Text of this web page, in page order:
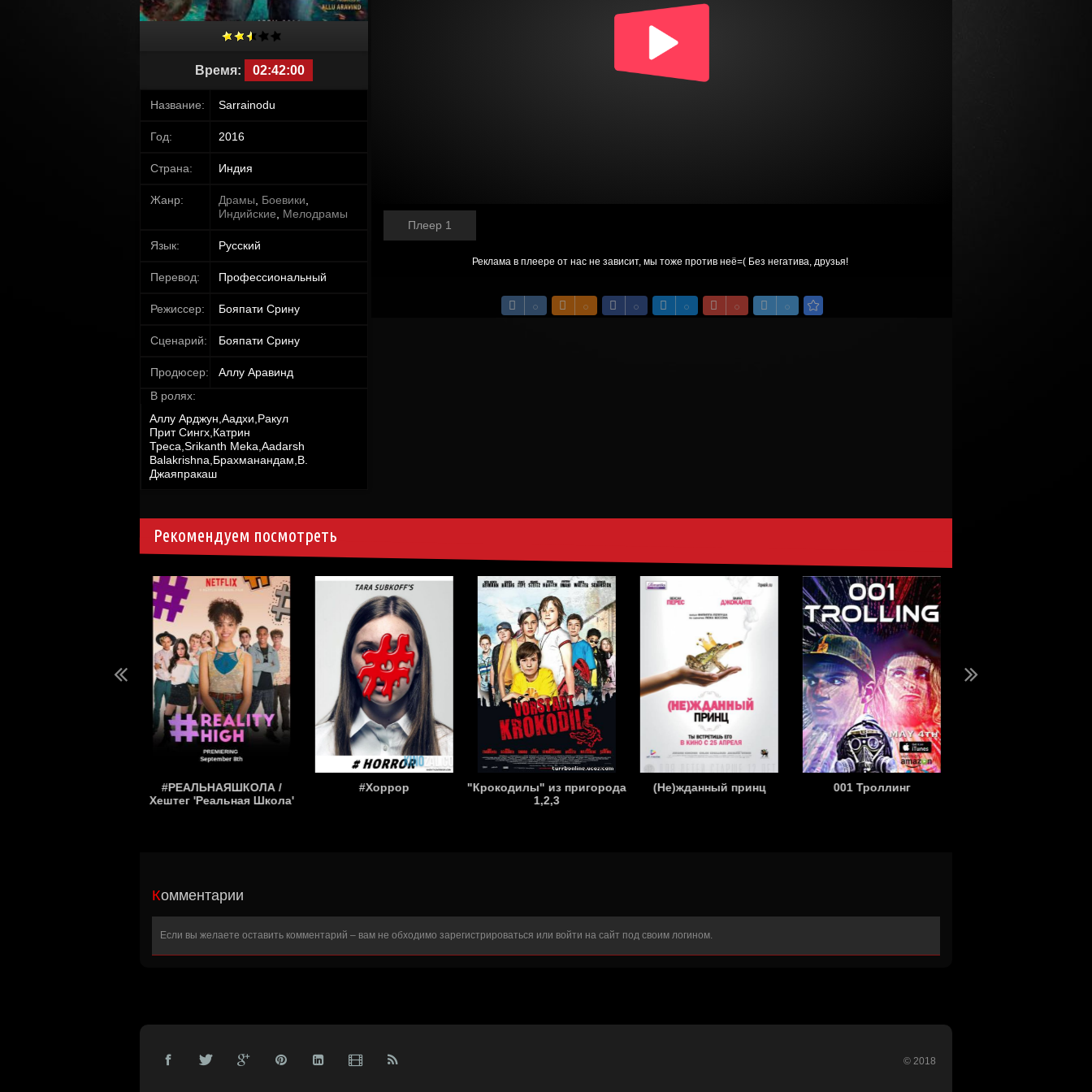
Время: 02:42:00
Название: Sarrainodu
Год: 2016
Страна: Индия
Жанр: Драмы Боевики
Индийские
Мелодрамы
Язык: Русский
Перевод: Профессиональный
Режиссер: Бояпати Срину
Сценарий: Бояпати Срину
Продюсер:
Аллу Аравинд
В ролях:
Аллу Арджун,Аадхи,Ракул
Прит Сингх,Катрин
Треса,Srikanth Meka,Aadarsh
Balakrishna,Брахманандам,В.
Джаяпракаш
Плеер 1
Рекомендуем посмотреть
#РЕАЛЬНАЯШКОЛА /
Хештег 'Реальная Школа'
#Хоррор
"Крокодилы" из пригорода
1,2,3
(Не)жданный принц 001 Троллинг
Комментарии
Если вы желаете оставить комментарий – вам не обходимо зарегистрироваться или войти на сайт под своим логином.
© 2018